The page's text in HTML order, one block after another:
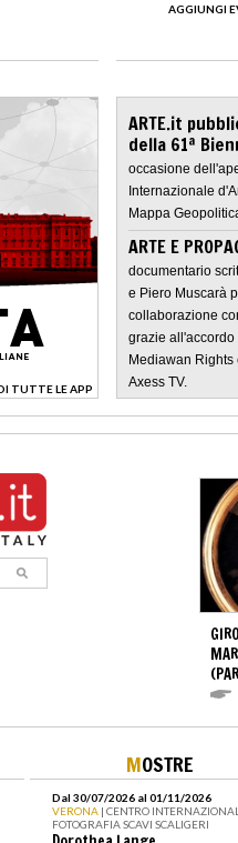
AGGIUNGI
TUTTE LE APP
ARTE.it
della 61ª
occasione
Internazionale
Mappa
ARTE E
documentario
e Piero Muscarà
collaborazione
grazie
Mediawan
Axess TV.
MOSTRE
Dal 30/07/2026 al 01/11/2026
VERONA | CENTRO
FOTOGRAFIA SCAVI SCALIGERI